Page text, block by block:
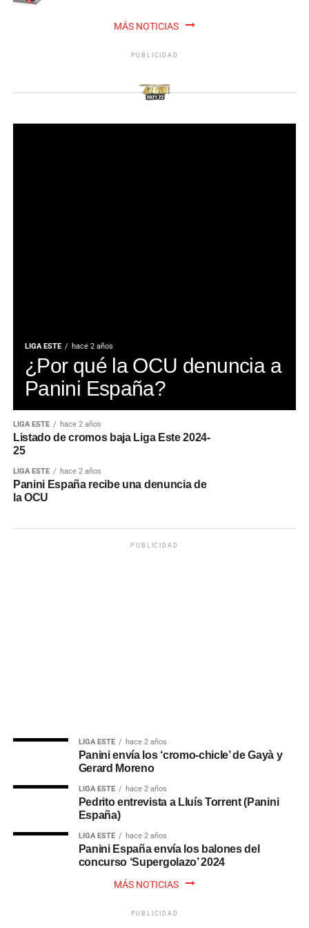
MÁS NOTICIAS
PUBLICIDAD
LIGA ESTE hace 2 años
¿Por qué la OCU denuncia a
Panini España?
LIGA ESTE hace 2 años
Listado de cromos baja Liga Este 2024-
25
LIGA ESTE hace 2 años
Panini España recibe una denuncia de
la OCU
PUBLICIDAD
LIGA ESTE hace 2 años
Panini envía los ‘cromo-chicle’ de Gayà y
Gerard Moreno
LIGA ESTE hace 2 años
Pedrito entrevista a Lluís Torrent (Panini
España)
LIGA ESTE hace 2 años
Panini España envía los balones del
concurso ‘Supergolazo’ 2024
MÁS NOTICIAS
PUBLICIDAD